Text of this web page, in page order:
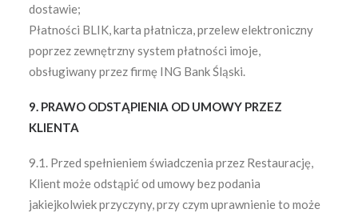
dostawie;
Płatności BLIK, karta płatnicza, przelew elektroniczny
poprzez zewnętrzny system płatności imoje,
obsługiwany przez firmę ING Bank Śląski.
9. PRAWO ODSTĄPIENIA OD UMOWY PRZEZ
KLIENTA
9.1. Przed spełnieniem świadczenia przez Restaurację,
Klient może odstąpić od umowy bez podania
jakiejkolwiek przyczyny, przy czym uprawnienie to może